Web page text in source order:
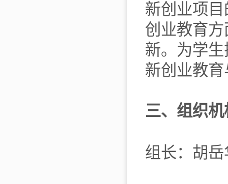
新创业项
创业教育
新。为学
新创业教
三、组织机
组长：胡岳